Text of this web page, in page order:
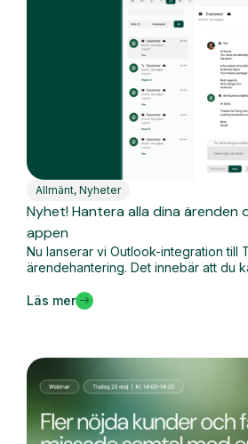
Allmänt, Nyheter
Nyhet! Hantera alla dina ärenden
appen
Nu lanserar vi Outlook-integration till
ärendehantering. Det innebär att du
Läs mer